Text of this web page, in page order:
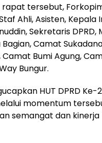
rapat tersebut,
Ahli, Asisten,
Sekretaris DPRD,
Camat
Camat Bumi Agung,
Bungur.
HUT DPRD Ke-
momentum
semangat dan kinerja